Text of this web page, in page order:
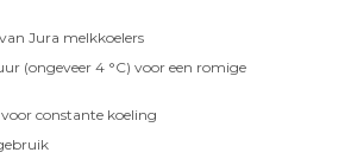
Jura melkkoelers
(ongeveer 4 °C) voor een romige
constante koeling